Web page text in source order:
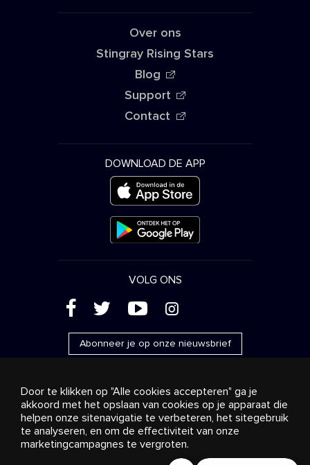
Over ons
Stingray Rising Stars
Blog
Support
Contact
DOWNLOAD DE APP
VOLG ONS
( ' + &
Abonneer je op onze nieuwsbrief
Reclame
Streaming en distributie
Consumentenproducten
Bedrijfsoplossingen
Over ons
Cookies settings
Door te klikken op "Alle cookies accepteren" ga je
akkoord met het opslaan van cookies op je apparaat die
helpen onze sitenavigatie te verbeteren, het sitegebruik
te analyseren, en om de effectiviteit van onze
marketingcampagnes te vergroten.